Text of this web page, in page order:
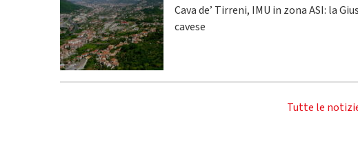
Cava de’ Tirreni, IMU in zona ASI: la
cavese
Tutte le